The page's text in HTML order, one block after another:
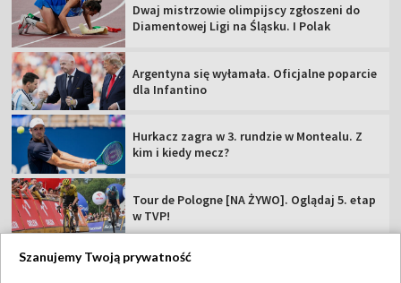
Dwaj mistrzowie olimpijscy zgłoszeni do
Diamentowej Ligi na Śląsku. I Polak
Argentyna się wyłamała. Oficjalne poparcie
dla Infantino
Hurkacz zagra w 3. rundzie w Montealu. Z
kim i kiedy mecz?
Tour de Pologne [NA ŻYWO]. Oglądaj 5. etap
w TVP!
Szanujemy Twoją prywatność